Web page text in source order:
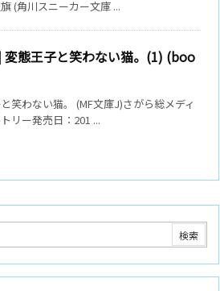
(角川スニーカー文庫 ...
態王子と笑わない猫。(1) (boo
笑わない猫。 (MF文庫J)さがら総メディ
リー発売日：201 ...